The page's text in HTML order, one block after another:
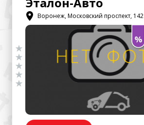
Воронеж, Московский проспект, 142